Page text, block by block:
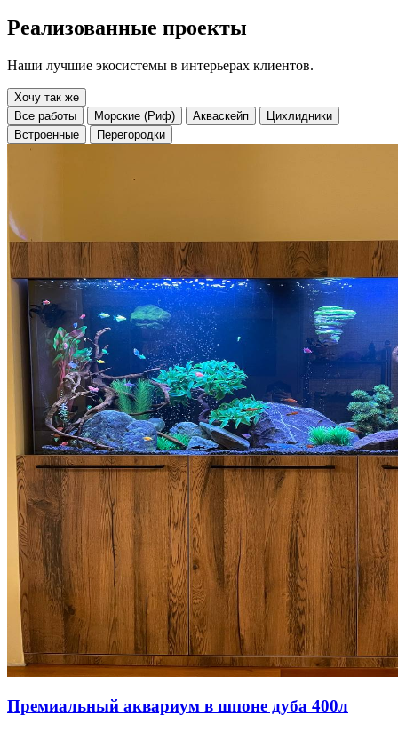
Реализованные проекты
Наши лучшие экосистемы в интерьерах клиентов.
Хочу так же
Все работы
Морские (Риф) Акваскейп
Цихлидники
Встроенные
Перегородки
Премиальный аквариум в шпоне дуба 400л